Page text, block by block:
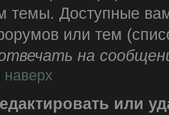
темы. Доступные
или тем
на
наверх
или